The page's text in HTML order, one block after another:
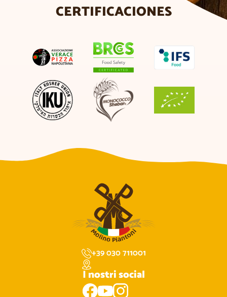
CERTIFICACIONES
+39 030 711001
I nostri social